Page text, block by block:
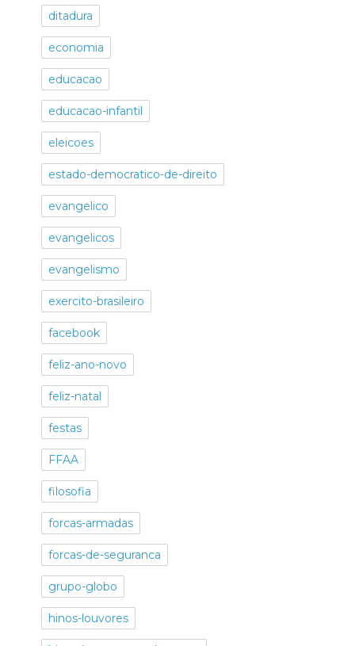
ditadura
economia
educacao
educacao-infantil
eleicoes
estado-democratico-de-direito
evangelico
evangelicos
evangelismo
exercito-brasileiro
facebook
feliz-ano-novo
feliz-natal
festas
FFAA
filosofia
forcas-armadas
forcas-de-seguranca
grupo-globo
hinos-louvores